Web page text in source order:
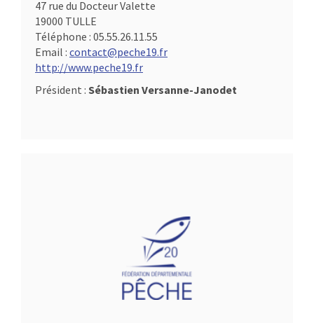
47 rue du Docteur Valette
19000 TULLE
Téléphone : 05.55.26.11.55
Email : contact@peche19.fr
http://www.peche19.fr
Président : Sébastien Versanne-Janodet